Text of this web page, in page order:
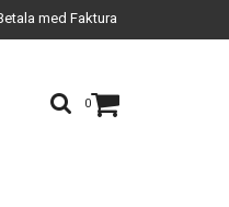
med Faktura
0